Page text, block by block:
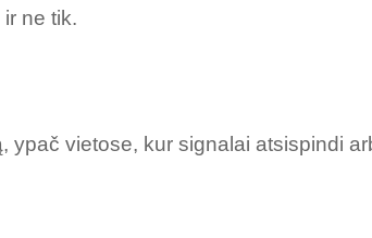
ne tik.
vietose, kur signalai atsispindi